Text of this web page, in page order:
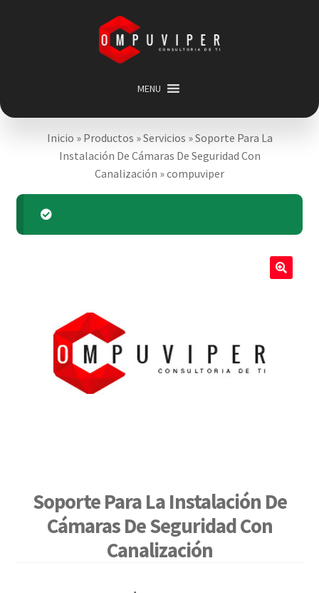
Saltar
navegación
contenido
MENU
Inicio
Categorias
Expandir
menú
Promociones
Carrito
Inicio » Productos »Servicios »Soporte Para La
Instalación De Cámaras De Seguridad Con
Canalización »compuviper
Soporte Para La Instalación De
Cámaras De Seguridad Con
Canalización